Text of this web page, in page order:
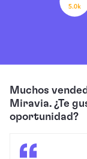
Muchos
Miravia. ¿Te
oportunidad?